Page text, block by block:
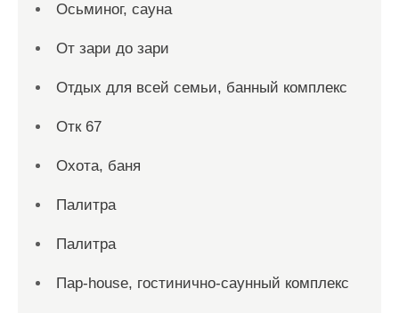
Осьминог, сауна
От зари до зари
Отдых для всей семьи, банный комплекс
Отк 67
Охота, баня
Палитра
Палитра
Пар-house, гостинично-саунный комплекс